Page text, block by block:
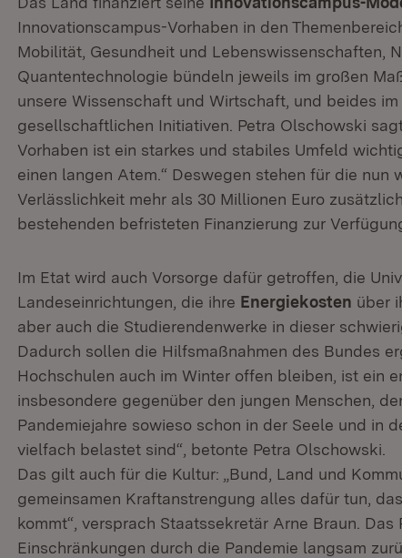
Innovationscampus-Vorhaben in den
Mobilität, Gesundheit und Lebenswissenschaften,
Quantentechnologie bündeln jeweils im großen
unsere Wissenschaft und Wirtschaft, und beides
gesellschaftlichen Initiativen. Petra Olschowski
Vorhaben ist ein starkes und stabiles Umfeld
einen langen Atem.“ Deswegen stehen für die nun
Verlässlichkeit mehr als 30 Millionen Euro
bestehenden befristeten Finanzierung zur
Im Etat wird auch Vorsorge dafür getroffen, die
Landeseinrichtungen, die ihre Energiekosten über
aber auch die Studierendenwerke in dieser
Dadurch sollen die Hilfsmaßnahmen des Bundes
Hochschulen auch im Winter offen bleiben, ist ein
insbesondere gegenüber den jungen Menschen,
Pandemiejahre sowieso schon in der Seele und in
vielfach belastet sind“, betonte Petra Olschowski.
Das gilt auch für die Kultur: „Bund, Land und
gemeinsamen Kraftanstrengung alles dafür tun,
kommt“, versprach Staatssekretär Arne Braun.
Einschränkungen durch die Pandemie langsam